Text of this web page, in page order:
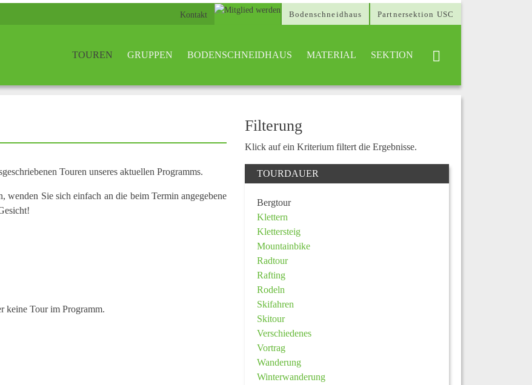
Kontakt Bodenschneidhaus Partnersektion USC
TOUREN GRUPPEN BODENSCHNEIDHAUS MATERIAL SEKTION
Touren unseres aktuellen Programms.
wenden Sie sich einfach an die beim Termin angegebene
keine Tour im Programm.
Filterung
Klick auf ein Kriterium filtert die Ergebnisse.
TOURDAUER
Bergtour
Klettern
Klettersteig
Mountainbike
Radtour
Rafting
Rodeln
Skifahren
Skitour
Verschiedenes
Vortrag
Wanderung
Winterwanderung